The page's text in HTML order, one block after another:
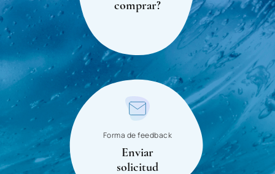
comprar?
Forma de feedback
Enviar
solicitud
Turkmenistan
Turkey
Uganda
Uzbekistan
Ukraine
Uruguay
Micronesia